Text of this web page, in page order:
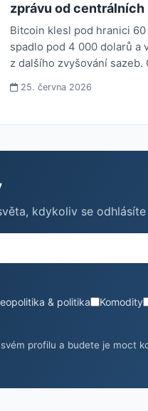
zprávu od centrálních
Bitcoin klesl pod hranici
spadlo pod 4 000 dolarů a
z dalšího zvyšování
25. června 2026
kdykoliv se
& politika Komodity
profilu a budete je moct